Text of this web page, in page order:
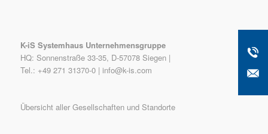
K-iS Systemhaus Unternehmensgruppe
HQ: Sonnenstraße 33-35, D-57078 Siegen |
Tel.: +49 271 31370-0 | info@k-is.com
Übersicht aller Gesellschaften und Standorte